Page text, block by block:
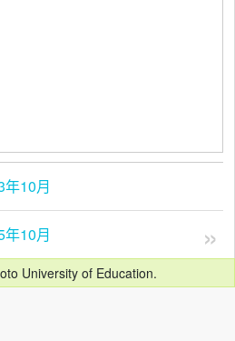
10月
10月
University of Education.